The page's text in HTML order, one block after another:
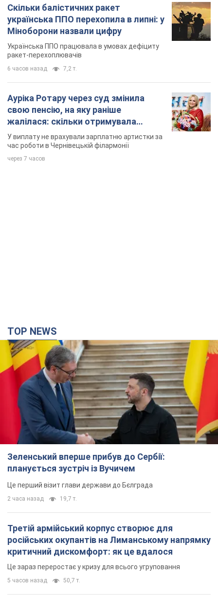
Скільки балістичних ракет
українська ППО перехопила в липні: у
Міноборони назвали цифру
Українська ППО працювала в умовах дефіциту
ракет-перехоплювачів
6 часов назад 7,2 т.
Ауріка Ротару через суд змінила
свою пенсію, на яку раніше
жалілася: скільки отримувала
співачка
У виплату не врахували зарплатню артистки за
час роботи в Чернівецькій філармонії
через 7 часов
TOP NEWS
Зеленський вперше прибув до Сербії:
планується зустріч із Вучичем
Це перший візит глави держави до Бєлграда
2 часа назад 19,7 т.
Третій армійський корпус створює для
російських окупантів на Лиманському напрямку
критичний дискомфорт: як це вдалося
Це зараз переростає у кризу для всього угруповання
5 часов назад 50,7 т.